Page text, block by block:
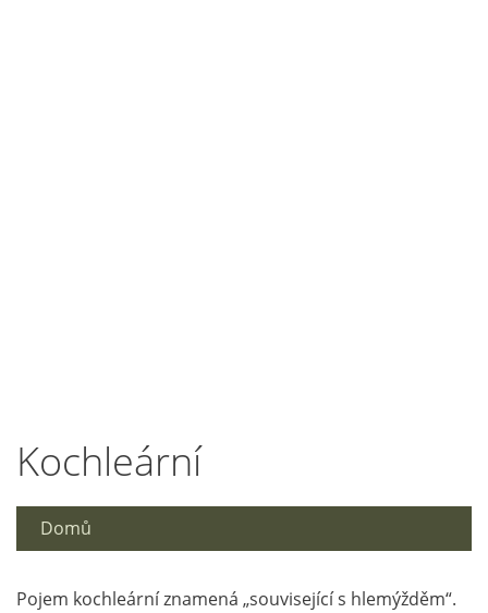
Kochleární
Domů
Pojem kochleární znamená „související s hlemýžděm“.